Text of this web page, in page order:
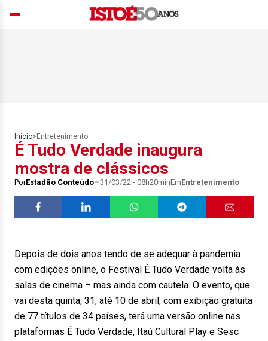
Início> Entretenimento
É Tudo Verdade inaugura
mostra de clássicos
PorEstadão Conteúdo 31/03/22 - 08h20minEmEntretenimento
Depois de dois anos tendo de se adequar à pandemia
com edições online, o Festival É Tudo Verdade volta às
salas de cinema – mas ainda com cautela. O evento, que
vai desta quinta, 31, até 10 de abril, com exibição gratuita
de 77 títulos de 34 países, terá uma versão online nas
plataformas É Tudo Verdade, Itaú Cultural Play e Sesc